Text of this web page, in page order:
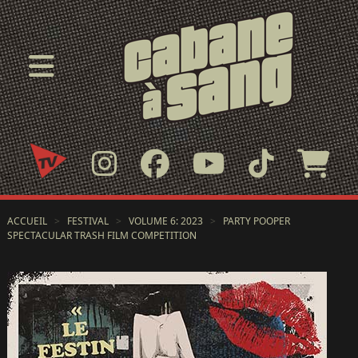
ACCUEIL > FESTIVAL > VOLUME 6: 2023 >
PARTY POOPER
SPECTACULAR TRASH FILM COMPETITION